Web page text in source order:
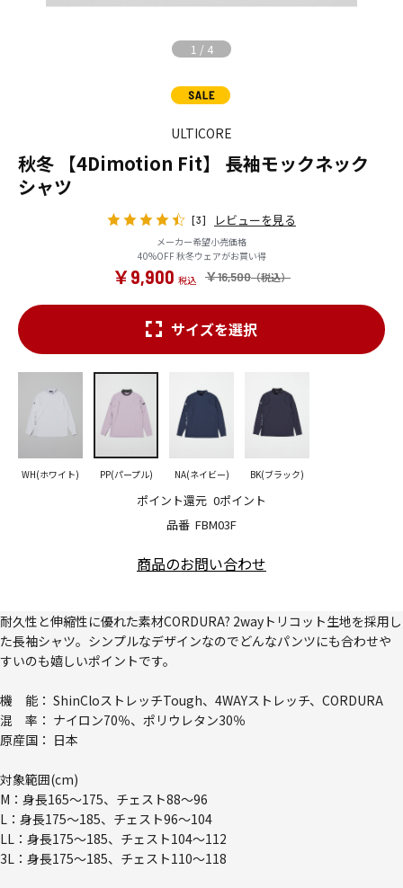
1 / 4
ULTICORE
秋冬 【4Dimotion Fit】 長袖モックネック
シャツ
[3] レビューを見る
メーカー希望小売価格
40%OFF 秋冬ウェアがお買い得
￥16,500
￥9,900
品番 FBM03F
ポイント還元 0ポイント
サイズを選択
WH(ホワイト) PP(パープル) NA(ネイビー) BK(ブラック)
商品のお問い合わせ
耐久性と伸縮性に優れた素材CORDURA? 2wayトリコット生地を採用し
た長袖シャツ。シンプルなデザインなのでどんなパンツにも合わせや
すいのも嬉しいポイントです。
機 能： ShinCloストレッチTough、4WAYストレッチ、CORDURA
混 率： ナイロン70％、ポリウレタン30％
原産国： 日本
対象範囲(cm)
M：身長165～175、チェスト88～96
L：身長175～185、チェスト96～104
LL：身長175～185、チェスト104～112
3L：身長175～185、チェスト110～118